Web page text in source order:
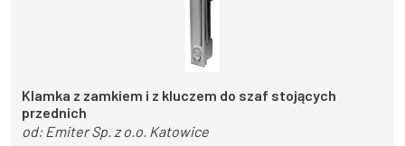
Klamka z zamkiem i z kluczem do szaf stojących
przednich
od: Emiter Sp. z o.o. Katowice